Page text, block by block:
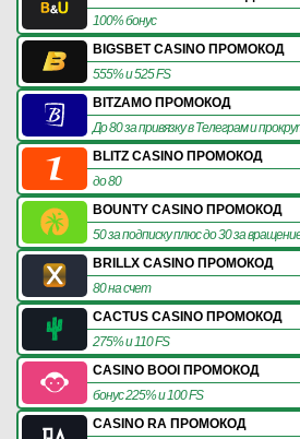
100% бонус
BIGSBET CASINO ПРОМОКОД
555% и 525 FS
BITZAMO ПРОМОКОД
До 80 за привязку в Телеграм и
BLITZ CASINO ПРОМОКОД
до 80
BOUNTY CASINO ПРОМОКОД
50 за подписку плюс до 30 за
BRILLX CASINO ПРОМОКОД
80 на счет
CACTUS CASINO ПРОМОКОД
275% и 110 FS
CASINO BOOI ПРОМОКОД
бонус 225% и 100 FS
CASINO RA ПРОМОКОД